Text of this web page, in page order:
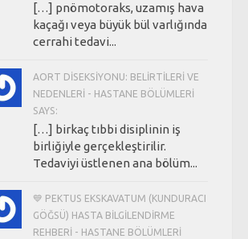
[…] pnömotoraks, uzamış hava
kaçağı veya büyük bül varlığında
cerrahi tedavi...
AORT DISEKSIYONU: BELIRTILERI VE
NEDENLERI - HASTANE BÖLÜMLERI
SAYS:
[…] birkaç tıbbi disiplinin iş
birliğiyle gerçekleştirilir.
Tedaviyi üstlenen ana bölüm...
💙 PEKTUS EKSKAVATUM (KUNDURACI
GÖĞSÜ) HASTA BILGILENDIRME
REHBERI - HASTANE BÖLÜMLERI